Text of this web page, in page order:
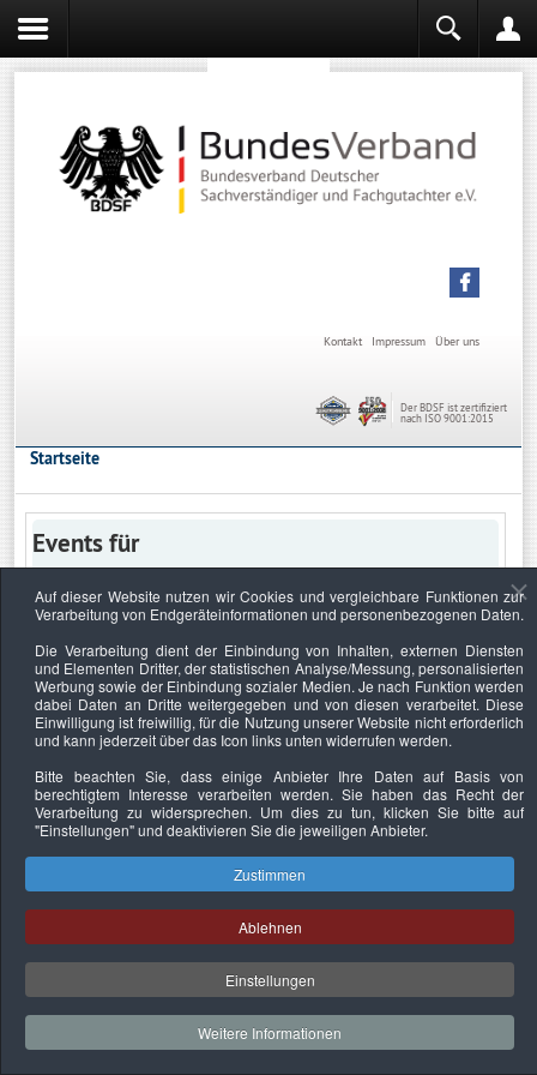
Über uns
Impressum
Kontakt
Der BDSF ist zertifiziert
nach ISO 9001:2015
Startseite
Events für
Keine Termine
Datenschutzerklärung Urheberrechtsnachweise Nachhaltigkeit
Copyright © 2026. Bundesverband Deutscher
Sachverständiger und Fachgutachter e.V..
Auf dieser Website nutzen wir Cookies und vergleichbare Funktionen zur
Verarbeitung von Endgeräteinformationen und personenbezogenen Daten.
Die Verarbeitung dient der Einbindung von Inhalten, externen Diensten
und Elementen Dritter, der statistischen Analyse/Messung, personalisierten
Werbung sowie der Einbindung sozialer Medien. Je nach Funktion werden
dabei Daten an Dritte weitergegeben und von diesen verarbeitet. Diese
Einwilligung ist freiwillig, für die Nutzung unserer Website nicht erforderlich
und kann jederzeit über das Icon links unten widerrufen werden.
Bitte beachten Sie, dass einige Anbieter Ihre Daten auf Basis von
berechtigtem Interesse verarbeiten werden. Sie haben das Recht der
Verarbeitung zu widersprechen. Um dies zu tun, klicken Sie bitte auf
"Einstellungen"und deaktivieren Sie die jeweiligen Anbieter.
Zustimmen
Ablehnen
Einstellungen
Weitere Informationen